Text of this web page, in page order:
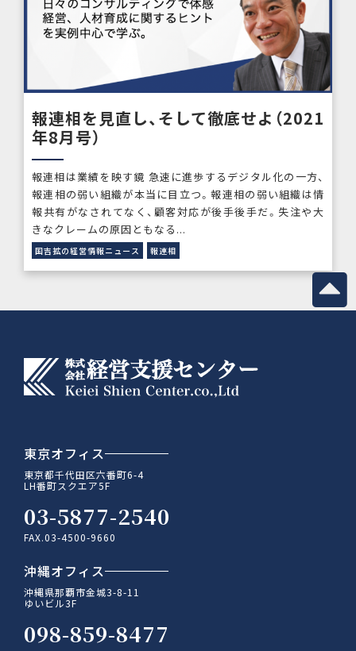
報連相を見直し、そして徹底せよ（2021
年8月号）
報連相は業績を映す鏡 急速に進歩するデジタル化の一方、
報連相の弱い組織が本当に目立つ。報連相の弱い組織は情
報共有がなされてなく、顧客対応が後手後手だ。失注や大
きなクレームの原因ともなる...
国吉拡の経営情報ニュース 報連相
東京オフィス
東京都千代田区六番町6-4
LH番町スクエア5F
03-5877-2540
FAX.03-4500-9660
沖縄オフィス
沖縄県那覇市金城3-8-11
ゆいビル3F
098-859-8477